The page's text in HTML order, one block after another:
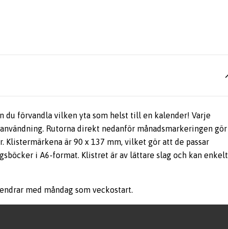
du förvandla vilken yta som helst till en kalender! Varje
Rutorna direkt nedanför månadsmarkeringen gör
är 90 x 137 mm, vilket gör att de passar
i A6-format. Klistret är av lättare slag och kan enkelt
med måndag som veckostart.